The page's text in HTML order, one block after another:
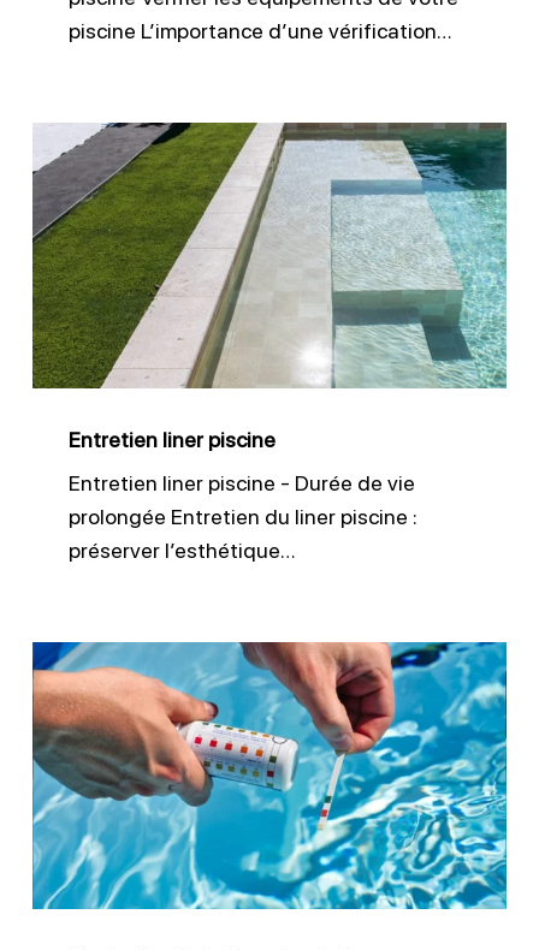
piscine L’importance d’une vérification…
Entretien
liner
piscine
Entretien liner piscine
Entretien liner piscine - Durée de vie
prolongée Entretien du liner piscine :
préserver l’esthétique…
Ajuster
le
pH
de
l’eau
de
piscine